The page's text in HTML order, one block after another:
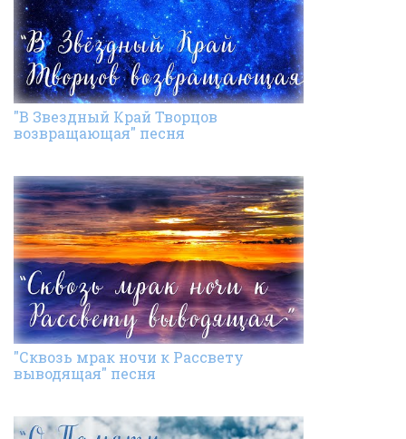
"В Звездный Край Творцов
возвращающая" песня
"Сквозь мрак ночи к Рассвету
выводящая" песня